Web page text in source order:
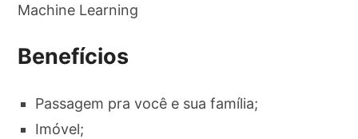
Machine Learning
Benefícios
Passagem pra você e sua família;
Imóvel;